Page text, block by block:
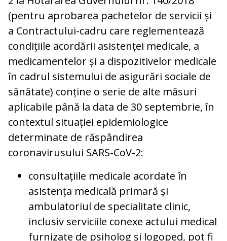
(pentru aprobarea pachetelor de servicii și
a Contractului-cadru care reglementează
condițiile acordării asistenței medicale, a
medicamentelor și a dispozitivelor medicale
în cadrul sistemului de asigurări sociale de
sănătate) conține o serie de alte măsuri
aplicabile până la data de 30 septembrie, în
contextul situației epidemiologice
determinate de răspândirea
coronavirusului SARS-CoV-2:
consultațiile medicale acordate în
asistența medicală primară și
ambulatoriul de specialitate clinic,
inclusiv serviciile conexe actului medical
furnizate de psiholog și logoped, pot fi